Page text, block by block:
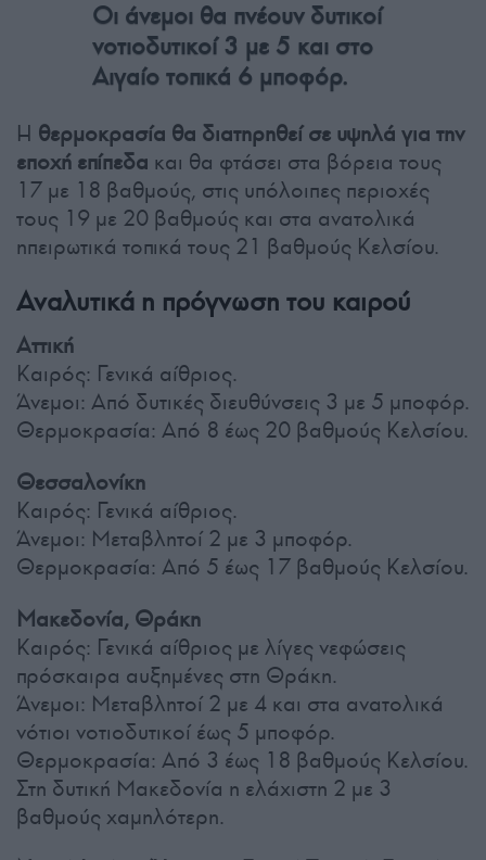
Οι άνεμοι θα πνέουν δυτικοί
νοτιοδυτικοί 3 με 5 και στο
Αιγαίο τοπικά 6 μποφόρ.
Η θερμοκρασία θα διατηρηθεί σε υψηλά για την
εποχή επίπεδα και θα φτάσει στα βόρεια τους
17 με 18 βαθμούς, στις υπόλοιπες περιοχές
τους 19 με 20 βαθμούς και στα ανατολικά
ηπειρωτικά τοπικά τους 21 βαθμούς Κελσίου.
Αναλυτικά η πρόγνωση του καιρού
Αττική
Καιρός: Γενικά αίθριος.
Άνεμοι: Από δυτικές διευθύνσεις 3 με 5 μποφόρ.
Θερμοκρασία: Από 8 έως 20 βαθμούς Κελσίου.
Θεσσαλονίκη
Καιρός: Γενικά αίθριος.
Άνεμοι: Μεταβλητοί 2 με 3 μποφόρ.
Θερμοκρασία: Από 5 έως 17 βαθμούς Κελσίου.
Μακεδονία, Θράκη
Καιρός: Γενικά αίθριος με λίγες νεφώσεις
πρόσκαιρα αυξημένες στη Θράκη.
Άνεμοι: Μεταβλητοί 2 με 4 και στα ανατολικά
νότιοι νοτιοδυτικοί έως 5 μποφόρ.
Θερμοκρασία: Από 3 έως 18 βαθμούς Κελσίου.
Στη δυτική Μακεδονία η ελάχιστη 2 με 3
βαθμούς χαμηλότερη.